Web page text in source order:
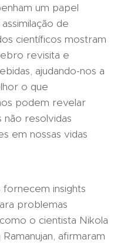
um papel
de
científicos mostram
revisita e
ajudando-nos a
o que
podem revelar
resolvidas
em nossas vidas
insights
problemas
o cientista Nikola
afirmaram